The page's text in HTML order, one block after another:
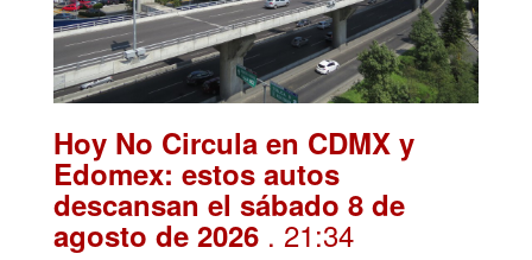
Hoy No Circula en CDMX y
Edomex: estos autos
descansan el sábado 8 de
agosto de 2026 . 21:34